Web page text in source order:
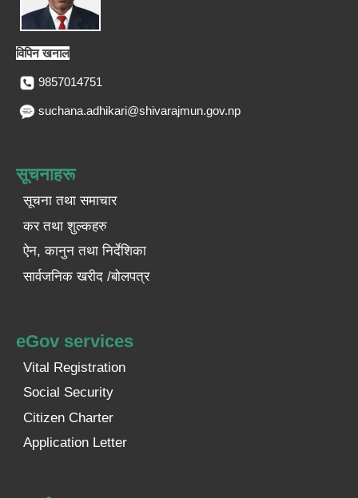
विपिन खनाल
9857014751
suchana.adhikari@shivarajmun.gov.np
सूचनाहरू
सूचना तथा समाचार
कर तथा शुल्कहरु
ऐन, कानुन तथा निर्देशिका
सार्वजनिक खरीद /बोलपत्र
eGov services
Vital Registration
Social Security
Citizen Charter
Application Letter